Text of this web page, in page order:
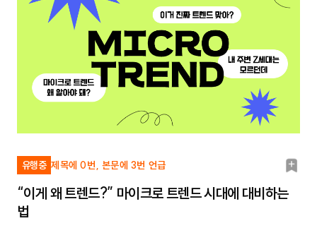
유행중 제목에 0번, 본문에 3번 언급
북
마
“이게 왜 트렌드?” 마이크로 트렌드 시대에 대비하는
법